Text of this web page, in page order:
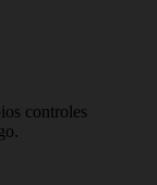
controles